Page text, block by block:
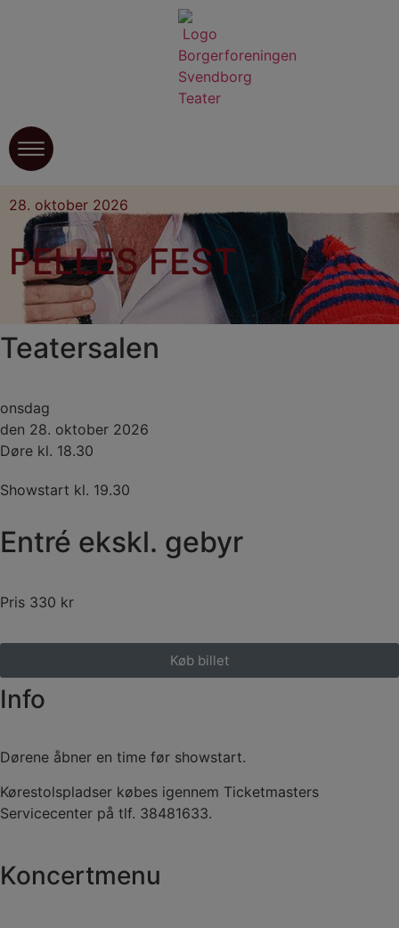
28. oktober 2026
PELLES FEST
Teatersalen
onsdag
den 28. oktober 2026
Døre kl. 18.30
Showstart kl. 19.30
Entré ekskl. gebyr
Pris 330 kr
Køb billet
Info
Dørene åbner en time før showstart.
Kørestolspladser købes igennem Ticketmasters
Servicecenter på tlf. 38481633.
Koncertmenu